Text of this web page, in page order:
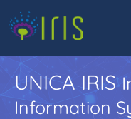
UNICA IRIS
Information